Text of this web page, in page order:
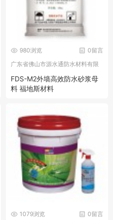
0留言
980浏览
广东省佛山市源水通防水材料有限
FDS-M2外墙高效防水砂浆母
料 福地斯材料
0留言
1079浏览